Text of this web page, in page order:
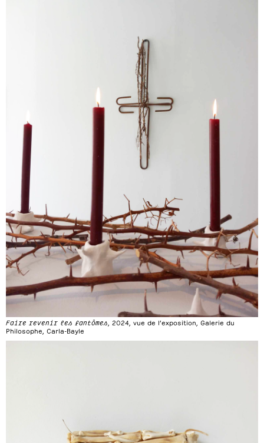
Faire revenir les fantômes , 2024, vue de l’exposition, Galerie du
Philosophe, Carla-Bayle